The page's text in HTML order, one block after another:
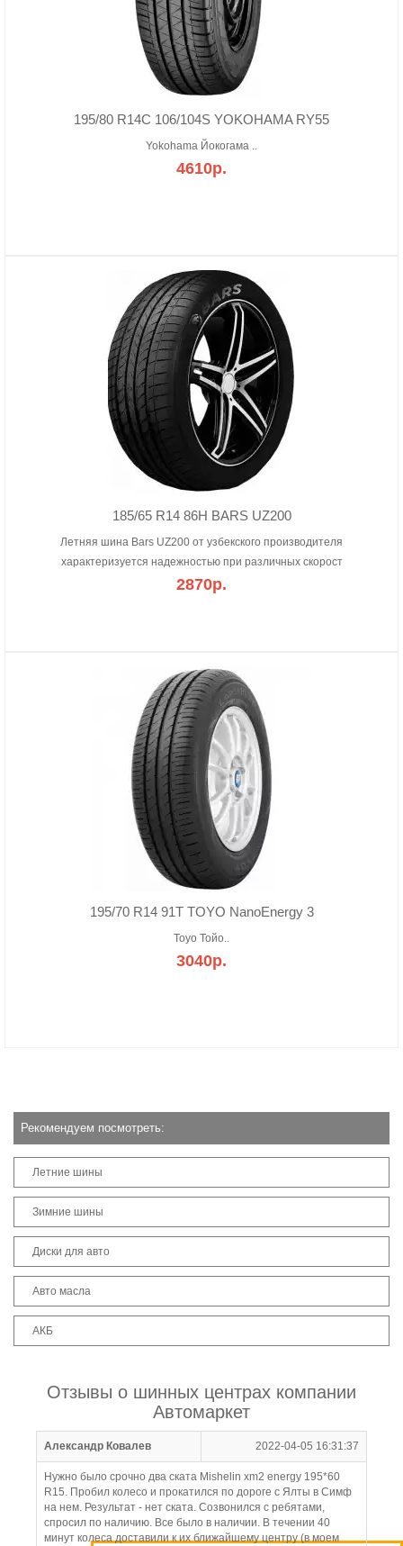
195/80 R14С 106/104S YOKOHAMA RY55
Yokohama Йокогама ..
4610р.
185/65 R14 86H BARS UZ200
Летняя шина Bars UZ200 от узбекского производителя
характеризуется надежностью при различных скорост
2870р.
195/70 R14 91T TOYO NanoEnergy 3
Toyo Тойо..
3040р.
Рекомендуем посмотреть:
Летние шины
Зимние шины
Диски для авто
Авто масла
АКБ
Отзывы о шинных центрах компании
Автомаркет
Александр Ковалев 2022-04-05 16:31:37
Нужно было срочно два ската Mishelin xm2 energy 195*60
R15. Пробил колесо и прокатился по дороге с Ялты в Симф
на нем. Результат - нет ската. Созвонился с ребятами,
спросил по наличию. Все было в наличии. В течении 40
минут колеса доставили к их ближайшему центру (в моем